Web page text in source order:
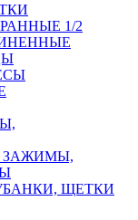
1/2
ЗАЖИМЫ,
ЩЕТКИ